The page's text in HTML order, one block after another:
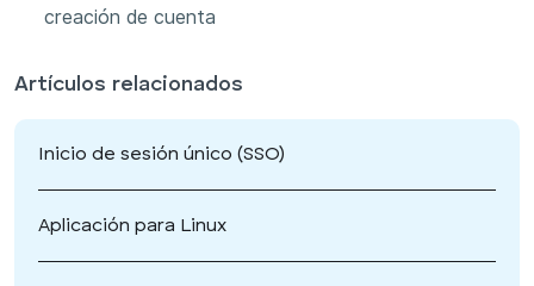
creación de cuenta
Artículos relacionados
Inicio de sesión único (SSO)
Aplicación para Linux